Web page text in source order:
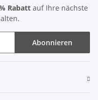
Rabattauf Ihre nächste
Abonnieren